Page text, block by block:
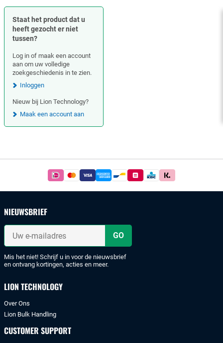
Staat het product dat u
heeft gezocht er niet
tussen?
Log in of maak een account
aan om uw volledige
zoekgeschiedenis in te zien.
Inloggen
Nieuw bij Lion Technology?
Maak een account aan
Betaal
simpel
iDeal
of
bankoverschrijving.
NIEUWSBRIEF
Uw
mailadres
Mis het niet! Schrijf u in voor de nieuwsbrief
en ontvang kortingen, acties en meer.
LION TECHNOLOGY
Over Ons
Lion Bulk Handling
CUSTOMER SUPPORT